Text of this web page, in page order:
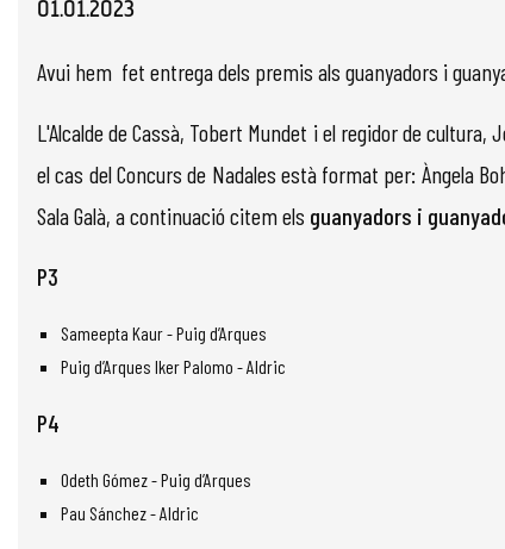
01.01.2023
Avui hem fet entrega dels premis als guanyadors i
L'Alcalde de Cassà, Tobert Mundet i el regidor de
el cas del Concurs de Nadales està format per: Àngela
Sala Galà, a continuació citem els guanyadors i
P3
Sameepta Kaur - Puig d’Arques
Puig d’Arques Iker Palomo - Aldric
P4
Odeth Gómez - Puig d’Arques
Pau Sánchez - Aldric